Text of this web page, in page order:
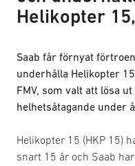
Helikopter
Saab får förnyat
underhålla Helikopter
FMV, som valt att lösa
helhetsåtagande under
Helikopter 15 (HKP 15)
snart 15 år och Saab